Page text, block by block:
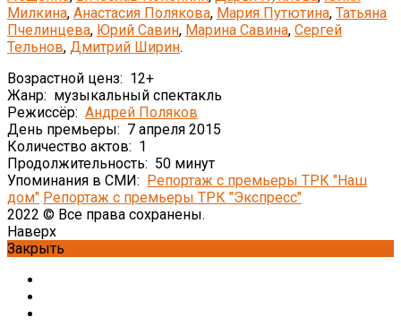
Милкина, Анастасия Полякова, Мария Путютина, Татьяна
Пчелинцева, Юрий Савин, Марина Савина, Сергей
Тельнов, Дмитрий Ширин.
Возрастной ценз: 12+
Жанр: музыкальный спектакль
Режиссёр: Андрей Поляков
День премьеры: 7 апреля 2015
Количество актов: 1
Продолжительность: 50 минут
Упоминания в СМИ: Репортаж с премьеры ТРК "Наш
дом" Репортаж с премьеры ТРК "Экспресс"
2022 © Все права сохранены.
Наверх
Закрыть